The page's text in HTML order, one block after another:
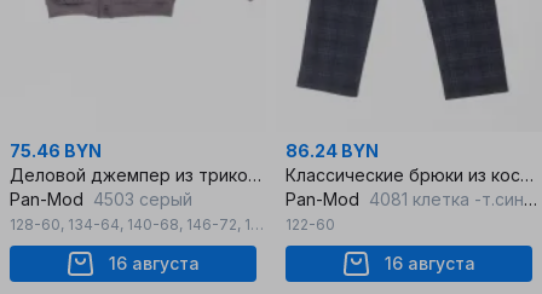
75.46 BYN
Деловой джемпер из трикотажа для мальчика с V-образным вырезом
Pan-Mod 4503 серый
128-60, 134-64, 140-68, 146-72, 152-76
16 августа
86.24 BYN
Классические брюки из костюмной ткани с стрелками и резинкой
Pan-Mod 4081 клетка -т.синяя
122-60
16 августа